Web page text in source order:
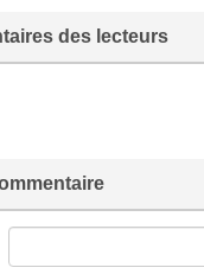
des lecteurs